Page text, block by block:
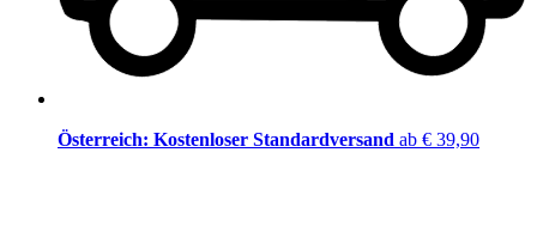
Österreich: Kostenloser Standardversand ab € 39,90